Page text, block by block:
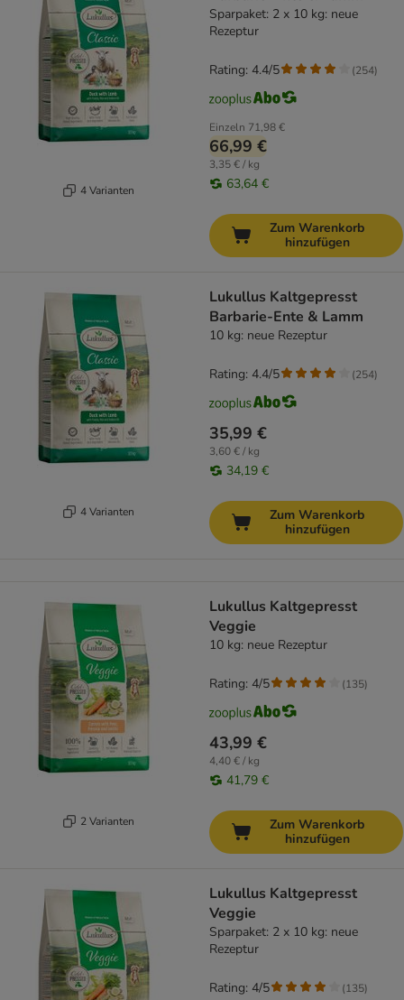
4 Varianten
Sparpaket: 2 x 10 kg: neue
Rezeptur
Einzeln 71,98 €
66,99 €
3,35 € / kg
63,64 €
Rating: 4.4/5 (254)
Zum Warenkorb
hinzufügen
4 Varianten
Lukullus Kaltgepresst
Barbarie-Ente & Lamm
10 kg: neue Rezeptur
35,99 €
3,60 € / kg
34,19 €
Rating: 4.4/5 (254)
Zum Warenkorb
hinzufügen
2 Varianten
Lukullus Kaltgepresst
Veggie
10 kg: neue Rezeptur
43,99 €
4,40 € / kg
41,79 €
Rating: 4/5 (135)
Zum Warenkorb
hinzufügen
Lukullus Kaltgepresst
Veggie
Sparpaket: 2 x 10 kg: neue
Rezeptur
Rating: 4/5 (135)